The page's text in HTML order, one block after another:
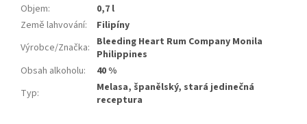
Objem:
0,7 l
Země lahvování:
Filipíny
Výrobce/Značka: Bleeding Heart Rum Company Monila
Philippines
Obsah alkoholu:
40 %
Typ:
Melasa, španělský, stará jedinečná
receptura